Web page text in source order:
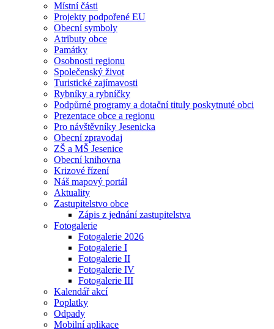
Místní části
Projekty podpořené EU
Obecní symboly
Atributy obce
Památky
Osobnosti regionu
Společenský život
Turistické zajímavosti
Rybníky a rybníčky
Podpůrné programy a dotační tituly poskytnuté obci
Prezentace obce a regionu
Pro návštěvníky Jesenicka
Obecní zpravodaj
ZŠ a MŠ Jesenice
Obecní knihovna
Krizové řízení
Náš mapový portál
Aktuality
Zastupitelstvo obce
Zápis z jednání zastupitelstva
Fotogalerie
Fotogalerie 2026
Fotogalerie I
Fotogalerie II
Fotogalerie IV
Fotogalerie III
Kalendář akcí
Poplatky
Odpady
Mobilní aplikace